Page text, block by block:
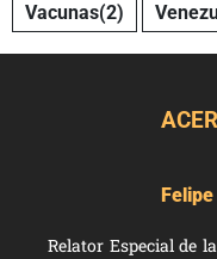
Vacunas(2)
Relator Especial de